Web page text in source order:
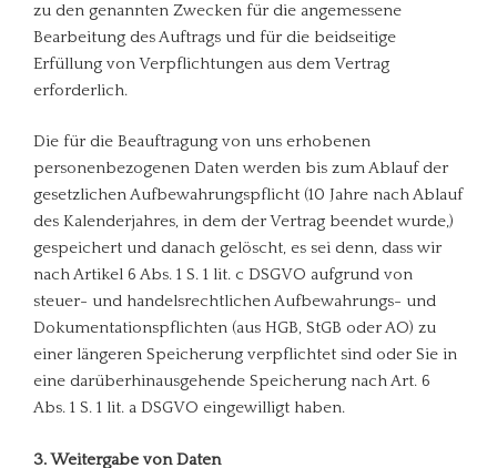
zu den genannten Zwecken für die angemessene
Bearbeitung des Auftrags und für die beidseitige
Erfüllung von Verpflichtungen aus dem Vertrag
erforderlich.
Die für die Beauftragung von uns erhobenen
personenbezogenen Daten werden bis zum Ablauf der
gesetzlichen Aufbewahrungspflicht (10 Jahre nach Ablauf
des Kalenderjahres, in dem der Vertrag beendet wurde,)
gespeichert und danach gelöscht, es sei denn, dass wir
nach Artikel 6 Abs. 1 S. 1 lit. c DSGVO aufgrund von
steuer- und handelsrechtlichen Aufbewahrungs- und
Dokumentationspflichten (aus HGB, StGB oder AO) zu
einer längeren Speicherung verpflichtet sind oder Sie in
eine darüberhinausgehende Speicherung nach Art. 6
Abs. 1 S. 1 lit. a DSGVO eingewilligt haben.
3. Weitergabe von Daten